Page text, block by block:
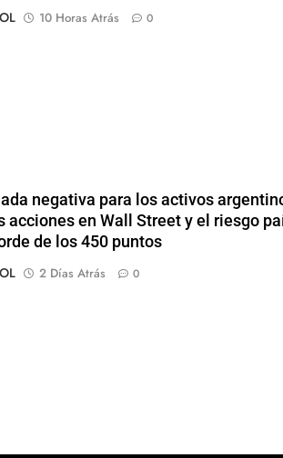
10 Horas Atrás 0
negativa para los activos
acciones en Wall Street y el riesgo
de los 450 puntos
2 Días Atrás 0